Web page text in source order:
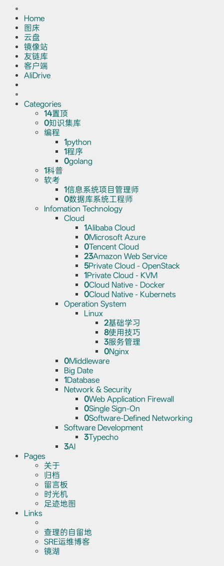
Home
图床
云盘
镜像站
友链库
客户端
AliDrive
Categories
14置顶
0知识集库
编程
1python
1程序
0golang
1科普
软考
1信息系统项目管理师
0数据库系统工程师
Infomation Technology
Cloud
1Alibaba Cloud
0Microsoft Azure
0Tencent Cloud
23Amazon Web Service
5Private Cloud - OpenStack
1Private Cloud - KVM
0Cloud Native - Docker
0Cloud Native - Kubernets
Operation System
Linux
2基础学习
8使用技巧
3服务管理
0Nginx
0Middleware
Big Date
1Database
Network & Security
0Web Application Firewall
0Single Sign-On
0Software-Defined Networking
Software Development
3Typecho
3AI
Pages
关于
归档
留言板
时光机
足迹地图
Links
查理的自留地
SRE运维博客
镜湖